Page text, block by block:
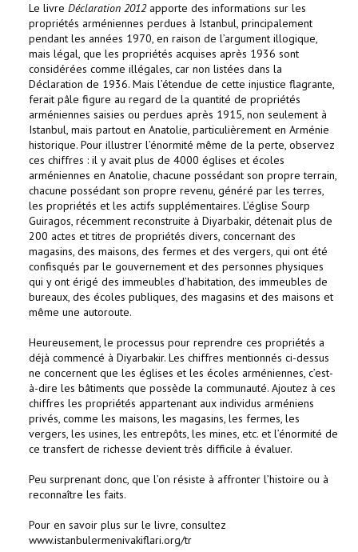
Le livre Déclaration 2012apporte des informations sur les
propriétés arméniennes perdues à Istanbul, principalement
pendant les années 1970, en raison de l’argument illogique,
mais légal, que les propriétés acquises après 1936 sont
considérées comme illégales, car non listées dans la
Déclaration de 1936. Mais l’étendue de cette injustice flagrante,
ferait pâle figure au regard de la quantité de propriétés
arméniennes saisies ou perdues après 1915, non seulement à
Istanbul, mais partout en Anatolie, particulièrement en Arménie
historique. Pour illustrer l’énormité même de la perte, observez
ces chiffres : il y avait plus de 4000 églises et écoles
arméniennes en Anatolie, chacune possédant son propre terrain,
chacune possédant son propre revenu, généré par les terres,
les propriétés et les actifs supplémentaires. L’église Sourp
Guiragos, récemment reconstruite à Diyarbakir, détenait plus de
200 actes et titres de propriétés divers, concernant des
magasins, des maisons, des fermes et des vergers, qui ont été
confisqués par le gouvernement et des personnes physiques
qui y ont érigé des immeubles d’habitation, des immeubles de
bureaux, des écoles publiques, des magasins et des maisons et
même une autoroute.
Heureusement, le processus pour reprendre ces propriétés a
déjà commencé à Diyarbakir. Les chiffres mentionnés ci-dessus
ne concernent que les églises et les écoles arméniennes, c’est-
à-dire les bâtiments que possède la communauté. Ajoutez à ces
chiffres les propriétés appartenant aux individus arméniens
privés, comme les maisons, les magasins, les fermes, les
vergers, les usines, les entrepôts, les mines, etc. et l’énormité de
ce transfert de richesse devient très difficile à évaluer.
Peu surprenant donc, que l’on résiste à affronter l’histoire ou à
reconnaître les faits.
Pour en savoir plus sur le livre, consultez
www.istanbulermenivakiflari.org/tr